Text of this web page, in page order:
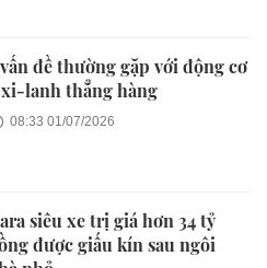
đề thường gặp với động cơ
lanh thẳng hàng
08:33 01/07/2026
siêu xe trị giá hơn 34 tỷ
được giấu kín sau ngôi